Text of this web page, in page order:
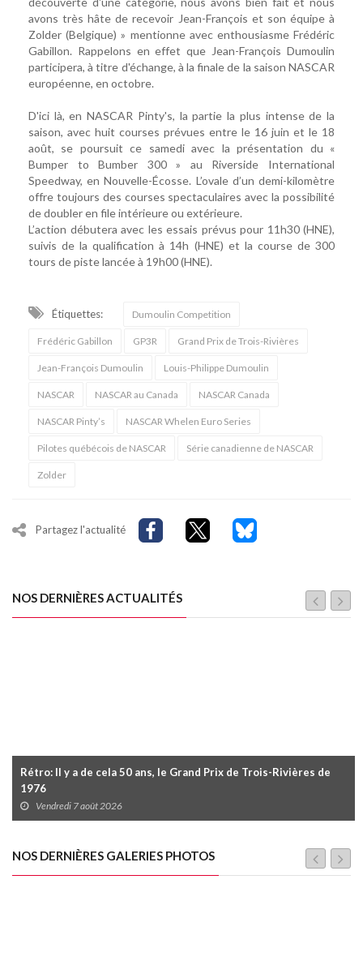
avons très hâte de recevoir Jean-François et son équipe à
Zolder (Belgique) » mentionne avec enthousiasme Frédéric
Gabillon. Rappelons en effet que Jean-François Dumoulin
participera, à titre d'échange, à la finale de la saison NASCAR
européenne, en octobre.
D'ici là, en NASCAR Pinty's, la partie la plus intense de la
saison, avec huit courses prévues entre le 16 juin et le 18
août, se poursuit ce samedi avec la présentation du «
Bumper to Bumber 300 » au Riverside International
Speedway, en Nouvelle-Écosse. L’ovale d’un demi-kilomètre
offre toujours des courses spectaculaires avec la possibilité
de doubler en file intérieure ou extérieure.
L’action débutera avec les essais prévus pour 11h30 (HNE),
suivis de la qualification à 14h (HNE) et la course de 300
tours de piste lancée à 19h00 (HNE).
Étiquettes: Dumoulin Competition
Frédéric Gabillon GP3R Grand Prix de Trois-Rivières
Jean-François Dumoulin Louis-Philippe Dumoulin
NASCAR NASCAR au Canada NASCAR Canada
NASCAR Pinty’s NASCAR Whelen Euro Series
Pilotes québécois de NASCAR Série canadienne de NASCAR
Zolder
Partagez l'actualité
NOS DERNIÈRES ACTUALITÉS
Rétro: Il y a de cela 50 ans, le Grand Prix de Trois-Rivières de
1976
Vendredi 7 août 2026
NOS DERNIÈRES GALERIES PHOTOS